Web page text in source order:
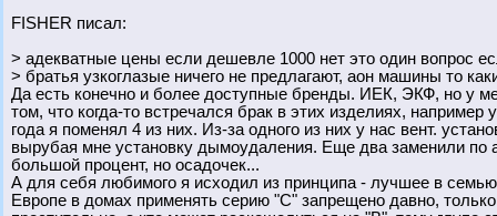
FISHER писал:
> адекватные цены если дешевле 1000 нет это один вопрос
> братья узкоглазые ничего не предлагают, аон машины то
Да есть конечно и более доступные бренды. ИЕК, ЭКФ, но у
том, что когда-то встречался брак в этих изделиях,
года я поменял 4 из них. Из-за одного из них у нас вент.
вырубая мне установку дымоудаления. Еще два заменили по
большой процент, но осадочек...
А для себя любимого я исходил из принципа - лучшее в
Европе в домах применять серию "С" запрещено давно,